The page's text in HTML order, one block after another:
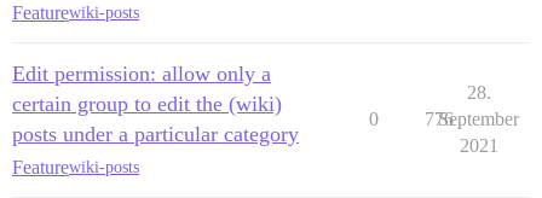
Featurewiki-posts
Edit permission: allow only a
certain group to edit the (wiki)
posts under a particular category
Featurewiki-posts
0 776
28.
September
2021